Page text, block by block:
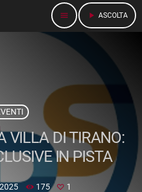
menu play_arrow ASCOLTA
VILLA DI TIRANO:
IN PISTA
175 1